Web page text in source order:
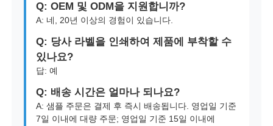
Q: OEM 및 ODM을 지원합니까?
A: 네, 20년 이상의 경험이 있습니다.
Q: 당사 라벨을 인쇄하여 제품에 부착할 수
있나요?
답: 예
Q: 배송 시간은 얼마나 되나요?
A: 샘플 주문은 결제 후 즉시 배송됩니다. 영업일 기준
7일 이내에 대량 주문; 영업일 기준 15일 이내에